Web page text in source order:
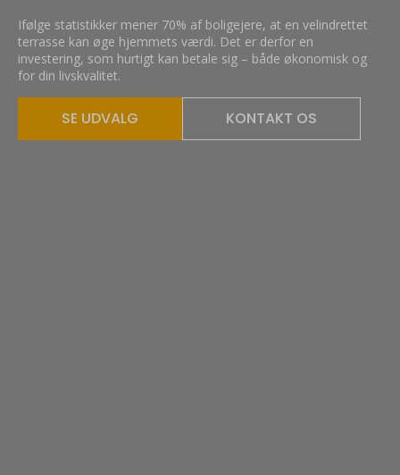
Ifølge statistikker mener 70% af boligejere, at en velindrettet
terrasse kan øge hjemmets værdi. Det er derfor en
investering, som hurtigt kan betale sig – både økonomisk og
for din livskvalitet.
SE UDVALG KONTAKT OS